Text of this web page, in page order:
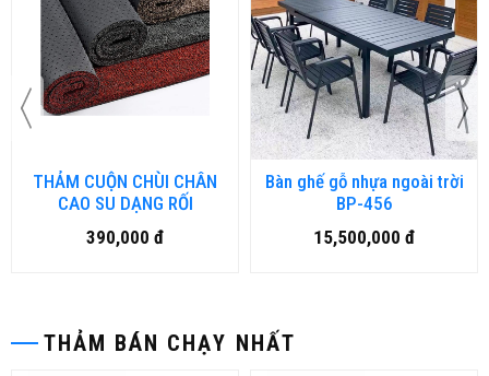
THẢM CUỘN CHÙI CHÂN
CAO SU DẠNG RỐI
390,000 đ
Bàn ghế gỗ nhựa ngoài trời
BP-456
15,500,000 đ
THẢM BÁN CHẠY NHẤT